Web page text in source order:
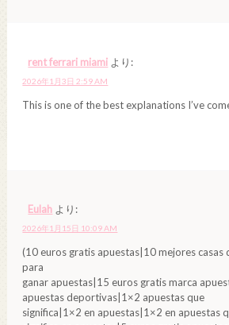
rent ferrari miami より:
2026年1月3日 2:59 AM
This is one of the best explanations I’ve
Eulah より:
2026年1月15日 10:09 AM
(10 euros gratis apuestas|10 mejores
para
ganar apuestas|15 euros gratis marca
apuestas deportivas|1×2 apuestas que
significa|1×2 en apuestas|1×2 en apuestas